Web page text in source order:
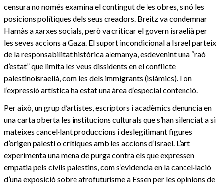
censura no només examina el contingut de les obres, sinó les
posicions polítiques dels seus creadors. Breitz va condemnar
Hamàs a xarxes socials, però va criticar el govern israelià per
les seves accions a Gaza. El suport incondicional a Israel parteix
de la responsabilitat històrica alemanya, esdevenint una “raó
d’estat” que limita les veus dissidents en el conflicte
palestinoisraelià, com les dels immigrants (islàmics). I on
l’expressió artística ha estat una àrea d’especial contenció.
Per això, un grup d’artistes, escriptors i acadèmics denuncia en
una carta oberta les institucions culturals que s’han silenciat a si
mateixes cancel·lant produccions i deslegitimant figures
d’origen palestí o crítiques amb les accions d’Israel. L’art
experimenta una mena de purga contra els que expressen
empatia pels civils palestins, com s’evidencia en la cancel·lació
d’una exposició sobre afrofuturisme a Essen per les opinions de